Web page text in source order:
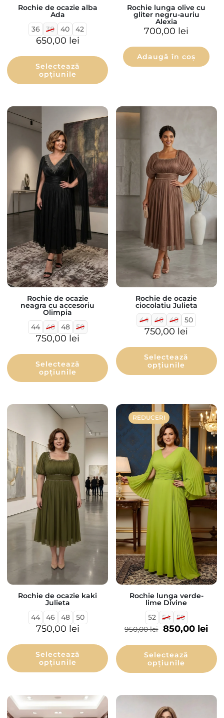
Rochie de ocazie alba
Ada
36
38 40 42
650,00 lei
Selectează
opțiunile
Rochie lunga olive cu
gliter negru-auriu
Alexia
700,00 lei
Adaugă în coș
Rochie de ocazie
neagra cu accesoriu
Olimpia
44
46 48 50
750,00 lei
Selectează
opțiunile
Rochie de ocazie
ciocolatiu Julieta
44
46 48 50
750,00 lei
Selectează
opțiunile
Rochie de ocazie kaki
Julieta
44
46 48 50
750,00 lei
Selectează
opțiunile
REDUCERI
Rochie lunga verde-
lime Divine
52
54
56
950,00lei 850,00 lei
Selectează
opțiunile